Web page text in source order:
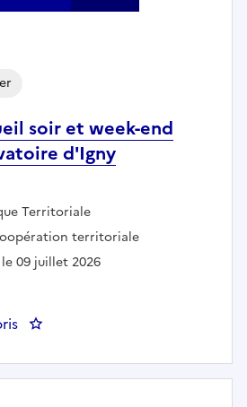
soir et week-end
d'Igny
:Territoriale
territoriale
09 juillet 2026
: Agent d'accueil soir et week-